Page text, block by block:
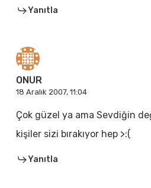
Yanıtla
ONUR
18 Aralık 2007, 11:04
Çok güzel ya ama Sevdiğin
kişiler sizi bırakıyor hep >:(
Yanıtla